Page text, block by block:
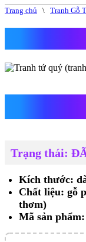
Trang chủ \ Tranh Gỗ
Trạng thái:
Kích thước:
Chất liệu: gỗ
thơm)
Mã sản